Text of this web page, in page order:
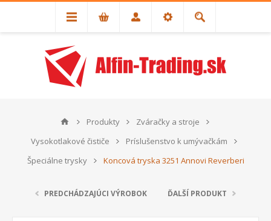
Produkty
Zváračky a stroje
Vysokotlakové čističe
Príslušenstvo k umývačkám
Špeciálne trysky
Koncová tryska 3251 Annovi Reverberi
PREDCHÁDZAJÚCI VÝROBOK ĎALŠÍ PRODUKT